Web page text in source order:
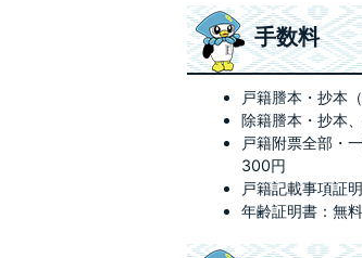
手数料
戸籍謄本・抄本
除籍謄本・抄本
戸籍附票全部・
300円
戸籍記載事項証
年齢証明書：無料